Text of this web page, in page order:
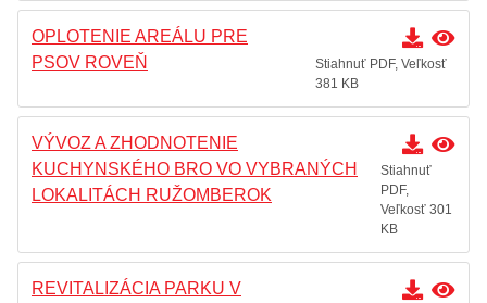
OPLOTENIE AREÁLU PRE
PSOV ROVEŇ
Stiahnuť PDF, Veľkosť
381 KB
VÝVOZ A ZHODNOTENIE
KUCHYNSKÉHO BRO VO VYBRANÝCH
LOKALITÁCH RUŽOMBEROK
Stiahnuť
PDF,
Veľkosť 301
KB
REVITALIZÁCIA PARKU V